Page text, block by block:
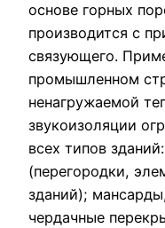
основе горных
производится с
связующего.
промышленном
ненагружаемой
звукоизоляции
всех типов
(перегородки,
зданий);
чердачные